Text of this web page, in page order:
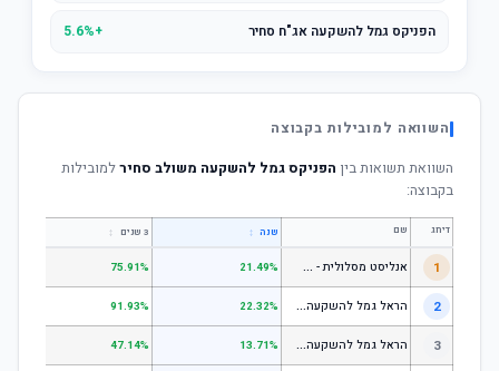
הפניקס גמל להשקעה אג"ח סחיר +5.6%
השוואה למובילות בקבוצה
השוואת תשואות בין הפניקס גמל להשקעה משולב סחירלמובילות
בקבוצה:
דירוג שם שנה ↕ 3 שנים ↕
1 א
נליסט מסלולית - קופת גמל להשקעה מניות 21.49%
75.91%
2 ה
ראל גמל להשקעה מניות 22.32%
91.93%
3 ה
ראל גמל להשקעה כללי 13.71%
47.14%